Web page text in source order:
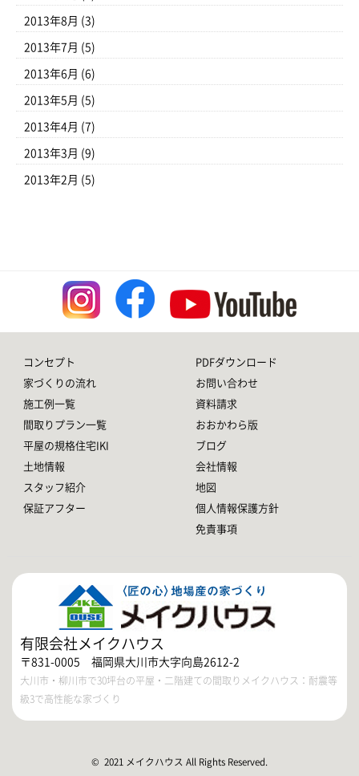
2013年8月 (3)
2013年7月 (5)
2013年6月 (6)
2013年5月 (5)
2013年4月 (7)
2013年3月 (9)
2013年2月 (5)
コンセプト
家づくりの流れ
施工例一覧
間取りプラン一覧
平屋の規格住宅IKI
土地情報
スタッフ紹介
保証アフター
PDFダウンロード
お問い合わせ
資料請求
おおかわら版
ブログ
会社情報
地図
個人情報保護方針
免責事項
有限会社メイクハウス
〒831-0005 福岡県大川市大字向島2612-2
大川市・柳川市で30坪台の平屋・二階建ての間取りメイクハウス：耐震等
級3で高性能な家づくり
© 2021 メイクハウス All Rights Reserved.